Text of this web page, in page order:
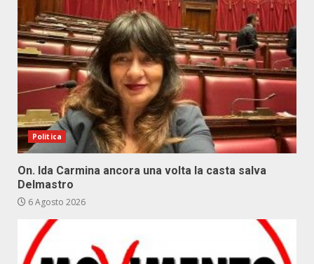
Politica
On. Ida Carmina ancora una volta la casta salva
Delmastro
6 Agosto 2026